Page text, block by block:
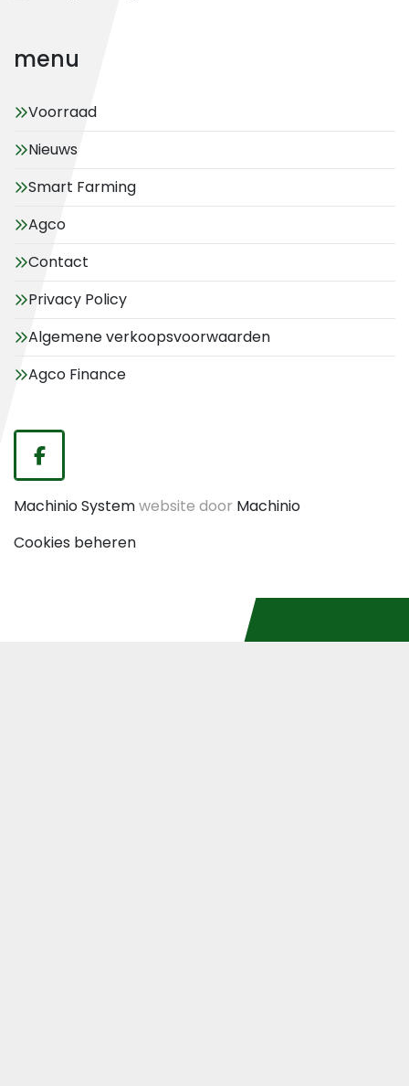
menu
Voorraad
Nieuws
Smart Farming
Agco
Contact
Privacy Policy
Algemene verkoopsvoorwaarden
Agco Finance
facebook
Machinio Systemwebsite door Machinio
Cookies beheren